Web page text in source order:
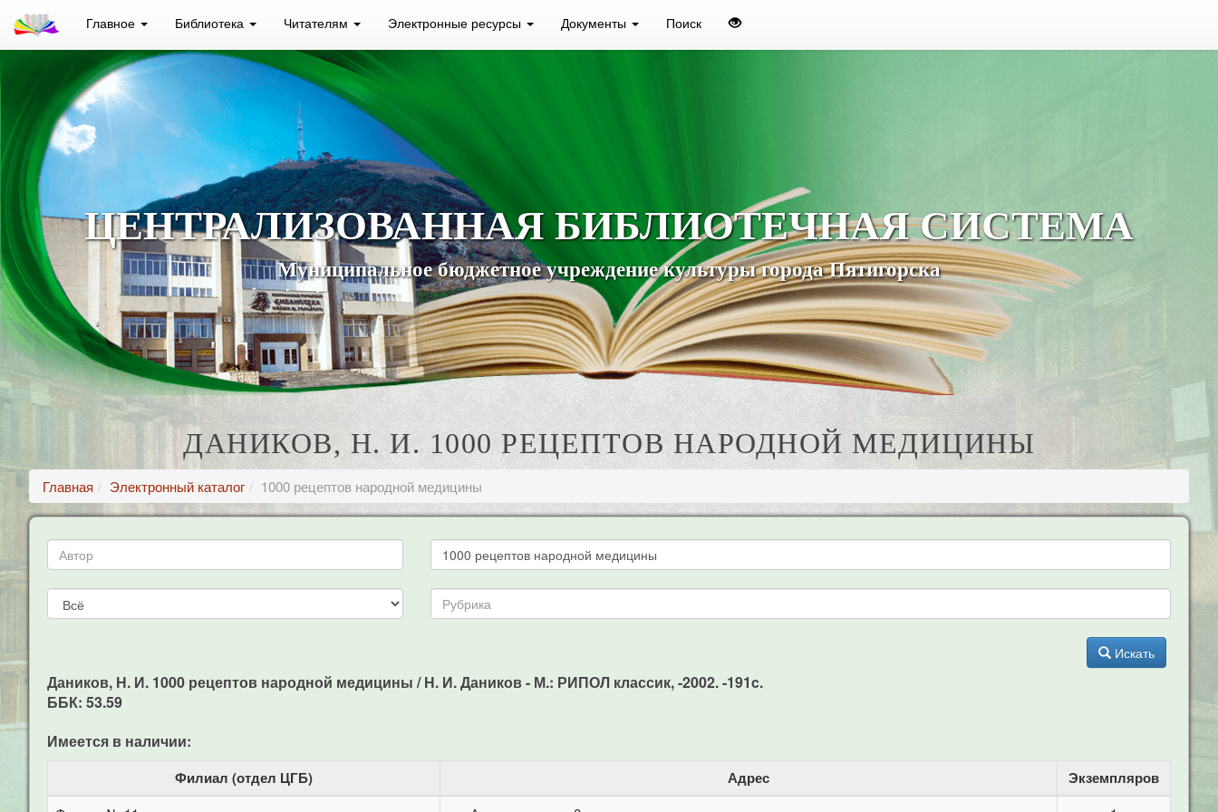
Главное Библиотека Читателям Электронные ресурсы Документы Поиск
ЦЕНТРАЛИЗОВАННАЯ БИБЛИОТЕЧНАЯ СИСТЕМА
Муниципальное бюджетное учреждение культуры города Пятигорска
ДАНИКОВ, Н. И. 1000 РЕЦЕПТОВ НАРОДНОЙ МЕДИЦИНЫ
Главная Электронный каталог 1000 рецептов народной медицины
Искать
Даников, Н. И. 1000 рецептов народной медицины / Н. И. Даников - М.: РИПОЛ классик, -2002. -191c.
ББК: 53.59
Имеется в наличии:
Филиал (отдел ЦГБ) Адрес Экземпляров